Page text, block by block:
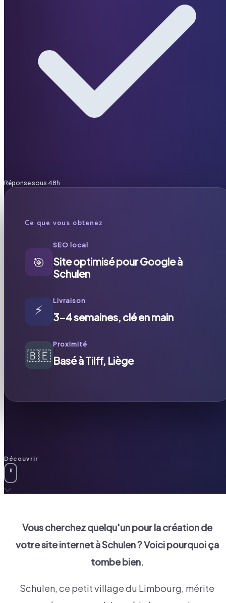
Réponse sous 48h
Ce que vous obtenez
🎯
SEO local
Site optimisé pour Google à
Schulen
⚡
Livraison
3-4 semaines, clé en main
🇧🇪
Proximité
Basé à Tilff, Liège
Découvrir
Vous cherchez quelqu'un pour la création de
votre site internet àSchulen? Voici pourquoi ça
tombe bien.
Schulen, ce petit village du Limbourg, mérite